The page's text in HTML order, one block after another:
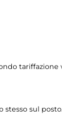
tariffazione
stesso sul